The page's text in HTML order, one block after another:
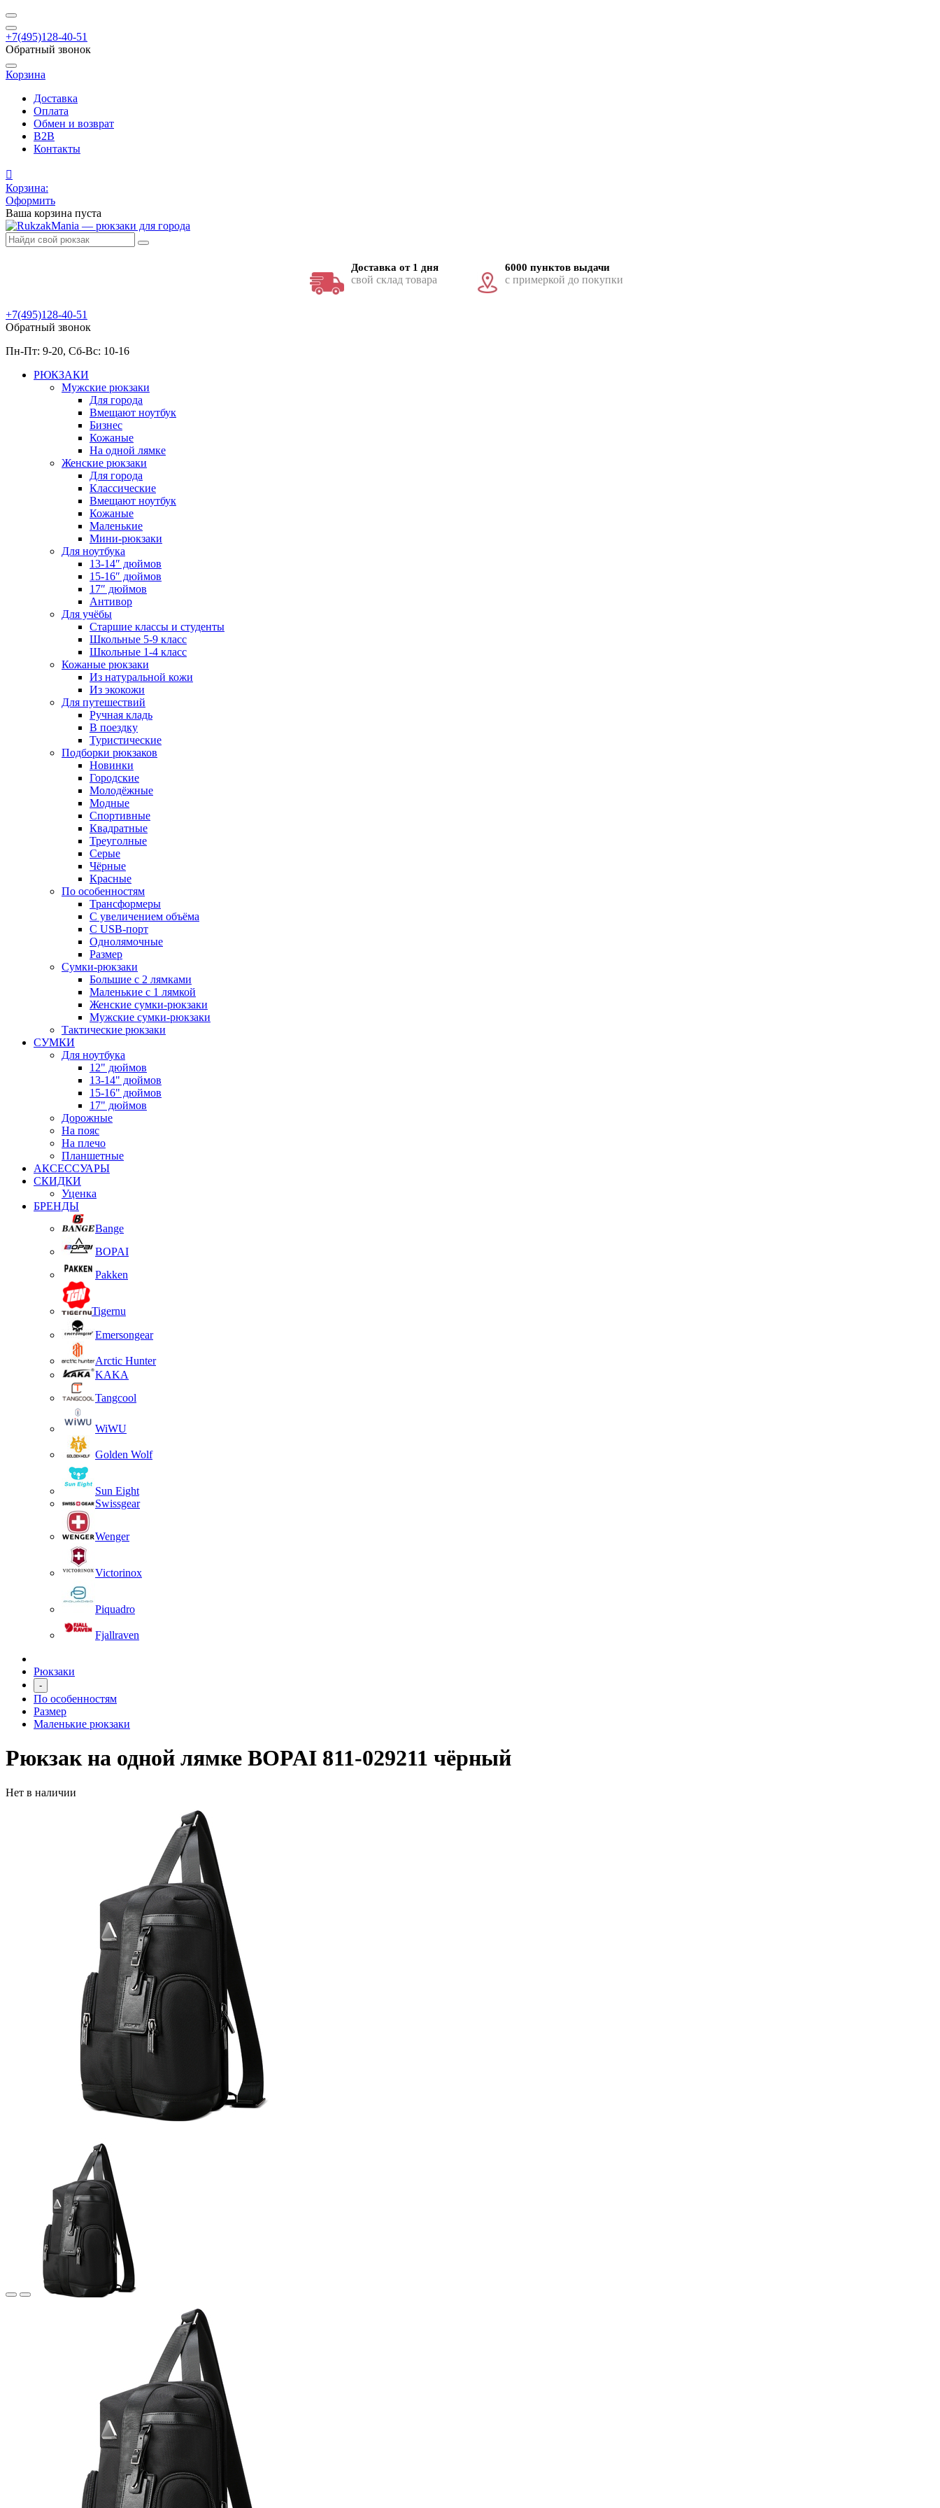
+7(495)128-40-51
Обратный звонок
Корзина
Доставка
Оплата
Обмен и возврат
B2B
Контакты
Корзина:
Оформить
Ваша корзина пуста
Доставка от 1 дня
свой склад товара
6000 пунктов выдачи
с примеркой до покупки
+7(495)128-40-51
Обратный звонок
Пн-Пт: 9-20, Сб-Вс: 10-16
РЮКЗАКИ
Мужские рюкзаки
Для города
Вмещают ноутбук
Бизнес
Кожаные
На одной лямке
Женские рюкзаки
Для города
Классические
Вмещают ноутбук
Кожаные
Маленькие
Мини-рюкзаки
Для ноутбука
13-14″ дюймов
15-16″ дюймов
17″ дюймов
Антивор
Для учёбы
Старшие классы и студенты
Школьные 5-9 класс
Школьные 1-4 класс
Кожаные рюкзаки
Из натуральной кожи
Из экокожи
Для путешествий
Ручная кладь
В поездку
Туристические
Подборки рюкзаков
Новинки
Городские
Молодёжные
Модные
Спортивные
Квадратные
Треуголные
Серые
Чёрные
Красные
По особенностям
Трансформеры
С увеличением объёма
С USB-порт
Однолямочные
Размер
Сумки-рюкзаки
Большие с 2 лямками
Маленькие с 1 лямкой
Женские сумки-рюкзаки
Мужские сумки-рюкзаки
Тактические рюкзаки
СУМКИ
Для ноутбука
12" дюймов
13-14" дюймов
15-16" дюймов
17" дюймов
Дорожные
На пояс
На плечо
Планшетные
АКСЕССУАРЫ
СКИДКИ
Уценка
БРЕНДЫ
Bange
BOPAI
Pakken
Tigernu
Emersongear
Arctic Hunter
KAKA
Tangcool
WiWU
Golden Wolf
Sun Eight
Swissgear
Wenger
Victorinox
Piquadro
Fjallraven
Рюкзаки
-
По особенностям
Размер
Маленькие рюкзаки
Рюкзак на одной лямке BOPAI 811-029211 чёрный
Нет в наличии